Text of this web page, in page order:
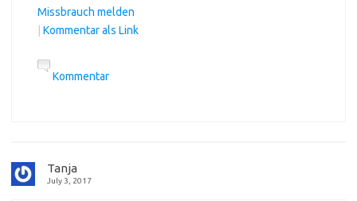
Missbrauch melden
Kommentar als Link
Kommentar
Tanja
July 3, 2017